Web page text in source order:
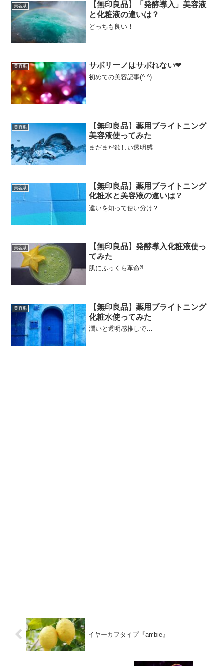
美容系
【無印良品】「発酵導入」美容液
と化粧液の違いは？
どっちも良い！
美容系 サボリーノはサボれない❤︎
初めての美容記事(^ ^)
美容系
【無印良品】薬用ブライトニング
美容液使ってみた
まだまだ欲しい透明感
美容系
【無印良品】薬用ブライトニング
化粧水と美容液の違いは？
違いを知って使い分け？
美容系
【無印良品】発酵導入化粧液使っ
てみた
肌にふっくら革命⁈
美容系
【無印良品】薬用ブライトニング
化粧水使ってみた
潤いと透明感推しで…
イヤーカフタイプ『ambie』